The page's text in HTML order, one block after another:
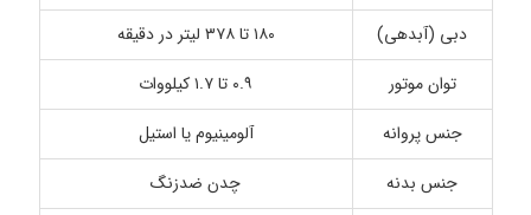
دبی (آبدهی)
۱۸۰ تا ۳۷۸ لیتر در دقیقه
توان موتور
۰.۹ تا ۱.۷ کیلووات
جنس پروانه
آلومینیوم یا استیل
جنس بدنه
چدن ضدزنگ